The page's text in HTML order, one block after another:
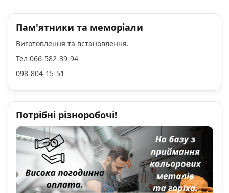
Пам'ятники та меморіали
Виготовлення та встановлення.
Тел 066-582-39-94
098-804-15-51
Потрібні різноробочі!